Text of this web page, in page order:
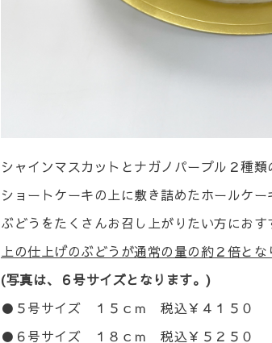
シャインマスカットとナガノパープル２種類
ショートケーキの上に敷き詰めたホールケー
ぶどうをたくさんお召し上がりたい方におす
上の仕上げのぶどうが通常の量の約２倍とな
(写真は、６号サイズとなります。)
●５号サイズ １５ｃｍ 税込￥４１５０ （
●６号サイズ １８ｃｍ 税込￥５２５０ （